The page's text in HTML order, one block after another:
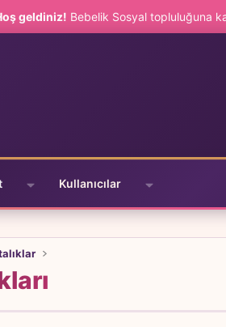
geldiniz! Bebelik Sosyal topluluğuna
Kullanıcılar